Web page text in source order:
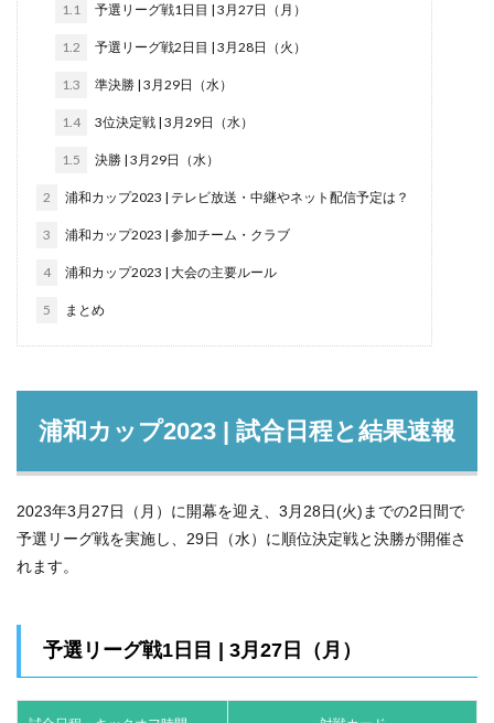
1.1 予選リーグ戦1日目 | 3月27日（月）
1.2 予選リーグ戦2日目 | 3月28日（火）
1.3 準決勝 | 3月29日（水）
1.4 3位決定戦 | 3月29日（水）
1.5 決勝 | 3月29日（水）
2 浦和カップ2023 | テレビ放送・中継やネット配信予定は？
3 浦和カップ2023 | 参加チーム・クラブ
4 浦和カップ2023 | 大会の主要ルール
5 まとめ
浦和カップ2023 | 試合日程と結果速報
2023年3月27日（月）に開幕を迎え、3月28日(火)までの2日間で
予選リーグ戦を実施し、29日（水）に順位決定戦と決勝が開催さ
れます。
予選リーグ戦1日目 | 3月27日（月）